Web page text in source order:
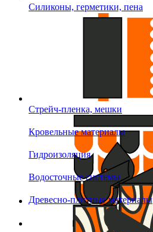
Силиконы, герметики, пена
Стрейч-пленка, мешки
Кровельные материалы
Гидроизоляция
Водосточные системы
Древесно-плитные материалы